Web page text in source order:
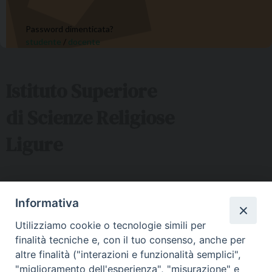
Password dimenticata?
studente / docente
via Serra 6c Genova - tel 010.5530657 - mail:
issr@diocesi.genova.it
Polo Didattico FAD Albenga
Informativa
Utilizziamo cookie o tecnologie simili per
finalità tecniche e, con il tuo consenso, anche per
altre finalità ("interazioni e funzionalità semplici",
"miglioramento dell'esperienza", "misurazione" e